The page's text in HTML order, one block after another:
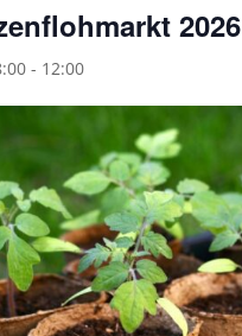
2026
- 12:00